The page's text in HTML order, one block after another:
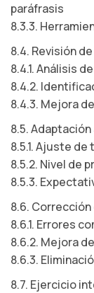
paráfrasis
8.3.3.
8.4. Revisión
8.4.1. Análisis
8.4.2.
8.4.3. Mejora
8.5.
8.5.1. Ajuste
8.5.2. Nivel de
8.5.3.
8.6.
8.6.1. Errores
8.6.2. Mejora
8.6.3.
8.7. Ejercicio